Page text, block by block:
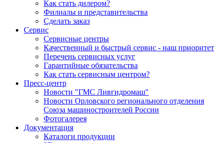
Как стать дилером?
Филиалы и представительства
Сделать заказ
Сервис
Сервисные центры
Качественный и быстрый сервис - наш приоритет
Перечень сервисных услуг
Гарантийные обязательства
Как стать сервисным центром?
Пресс-центр
Новости "ГМС Ливгидромаш"
Новости Орловского регионального отделения
Союза машиностроителей России
Фотогалерея
Документация
Каталоги продукции